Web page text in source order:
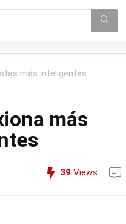
más inteligentes
más
39 Views